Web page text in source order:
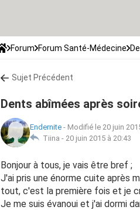
Forum Forum Santé-Médecine
Sujet Précédent
Dents abîmées après
Endernite - Modifié le 20 juin
Tiina - 20 juin 2015 à 20:43
Bonjour à tous, je vais être bref ;
J'ai pris une énorme cuite après
tout, c'est la première fois et je
Je me suis évanoui et j'ai dormi